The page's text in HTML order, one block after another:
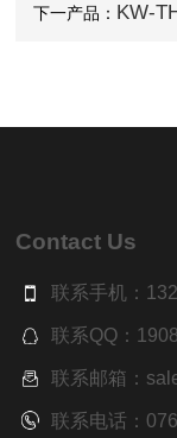
下一产品： KW-
Contact Us
联系手机：
联系QQ：
联系邮箱：
联系电话：